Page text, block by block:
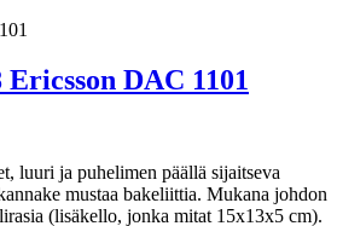
DAC 1101
luuri ja puhelimen päällä sijaitseva
mustaa bakeliittia. Mukana johdon
(lisäkello, jonka mitat 15x13x5 cm).